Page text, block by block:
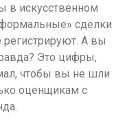
в искусственном
сделки
регистрируют. А вы
Это цифры,
чтобы вы не шли
оценщикам с